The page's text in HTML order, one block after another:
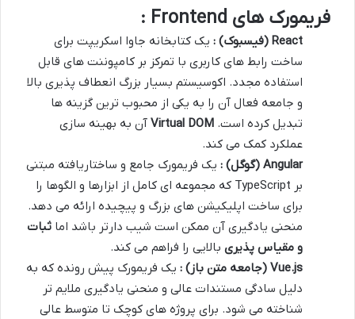
فریمورک های Frontend :
React ( فیسبوک)
: یک کتابخانه جاوا اسکریپت برای
ساخت رابط های کاربری با تمرکز بر کامپوننت های قابل
استفاده مجدد. اکوسیستم بسیار بزرگ انعطاف پذیری بالا
و جامعه فعال آن را به یکی از محبوب ترین گزینه ها
تبدیل کرده است. Virtual DOM آن به بهینه سازی
عملکرد کمک می کند.
Angular ( گوگل)
: یک فریمورک جامع و ساختاریافته مبتنی
بر TypeScript که مجموعه ای کامل از ابزارها و الگوها را
برای ساخت اپلیکیشن های بزرگ و پیچیده ارائه می دهد.
منحنی یادگیری آن ممکن است شیب دارتر باشد اما ثبات
و مقیاس پذیری بالایی را فراهم می کند.
Vue.js ( جامعه متن باز)
: یک فریمورک پیش رونده که به
دلیل سادگی مستندات عالی و منحنی یادگیری ملایم تر
شناخته می شود. برای پروژه های کوچک تا متوسط عالی